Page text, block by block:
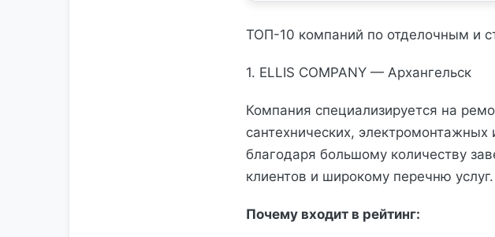
ТОП-10 компаний по отделочным и
1. ELLIS COMPANY — Архангельск
Компания специализируется на
сантехнических,
благодаря большому количеству
клиентов и широкому перечню услуг.
Почему входит в рейтинг: